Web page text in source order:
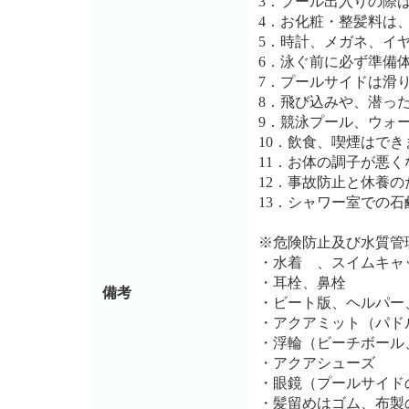
備考
4．お化粧・整髪料は
5．時計、メガネ、イ
6．泳ぐ前に必ず準備
7．プールサイドは滑
8．飛び込みや、潜っ
9．競泳プール、ウォ
10．飲食、喫煙はで
11．お体の調子が悪
12．事故防止と休養
13．シャワー室での
※危険防止及び水質管
・水着 、スイムキ
・耳栓、鼻栓
・ビート版、ヘルパ
・アクアミット（パ
・浮輪（ビーチボー
・アクアシューズ
・眼鏡（プールサイ
・髪留めはゴム、布製